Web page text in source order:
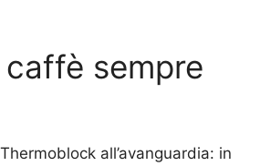
sempre
all’avanguardia: in